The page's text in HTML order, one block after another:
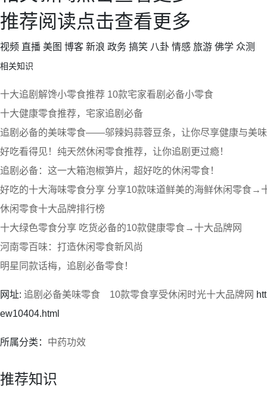
推荐阅读点击查看更多
视频 直播 美图 博客 新浪 政务 搞笑 八卦 情感 旅游 佛学 众测
相关知识
十大追剧解馋小零食推荐 10款宅家看剧必备小零食
十大健康零食推荐，宅家追剧必备
追剧必备的美味零食——邬辣妈蒜蓉豆条，让你尽享健康与美
好吃看得见！纯天然休闲零食推荐，让你追剧更过瘾！
追剧必备：这一大箱泡椒笋片，超好吃的休闲零食！
好吃的十大海味零食分享 分享10款味道鲜美的海鲜休闲零食→
休闲零食十大品牌排行榜
十大绿色零食分享 吃货必备的10款健康零食→十大品牌网
河南零百味：打造休闲零食新风尚
明星同款话梅，追剧必备零食！
网址: 追剧必备美味零食 10款零食享受休闲时光十大品牌网
ew10404.html
所属分类： 中药功效
推荐知识